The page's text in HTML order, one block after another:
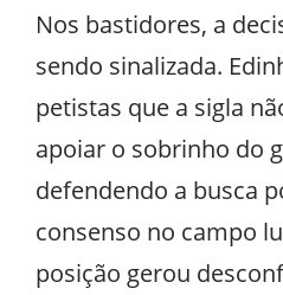
Nos bastidores, a
sendo sinalizada.
petistas que a sigla
apoiar o sobrinho do
defendendo a busca
consenso no campo
posição gerou